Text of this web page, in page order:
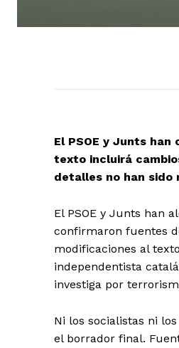
El PSOE y Junts
texto incluirá
detalles no han sido
El PSOE y Junts han
confirmaron fuentes
modificaciones al
independentista
investiga por
Ni los socialistas ni
el borrador final.